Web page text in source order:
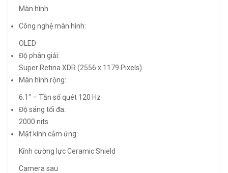
Màn hình
Công nghệ màn hình:
OLED
Độ phân giải:
Super Retina XDR (2556 x 1179 Pixels)
Màn hình rộng:
6.1″ – Tần số quét 120 Hz
Độ sáng tối đa:
2000 nits
Mặt kính cảm ứng:
Kính cường lực Ceramic Shield
Camera sau